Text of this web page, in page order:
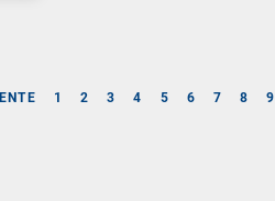
1 2 3 4 5 6 7 8 9